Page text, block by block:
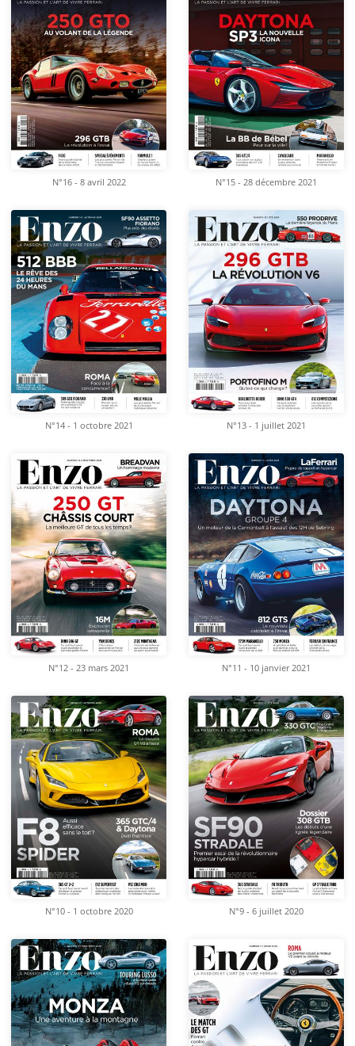
N°16 - 8 avril 2022 N°15 - 28 décembre 2021
N°14 - 1 octobre 2021 N°13 - 1 juillet 2021
N°12 - 23 mars 2021 N°11 - 10 janvier 2021
N°10 - 1 octobre 2020 N°9 - 6 juillet 2020